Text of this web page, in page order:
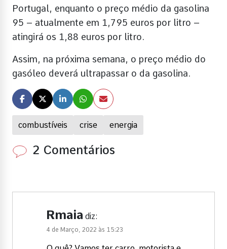
combustíveis crise energia
Portugal, enquanto o preço médio da gasolina
95 – atualmente em 1,795 euros por litro –
atingirá os 1,88 euros por litro.
Assim, na próxima semana, o preço médio do
gasóleo deverá ultrapassar o da gasolina.
2 Comentários
Rmaia diz:
4 de Março, 2022 às 15:23